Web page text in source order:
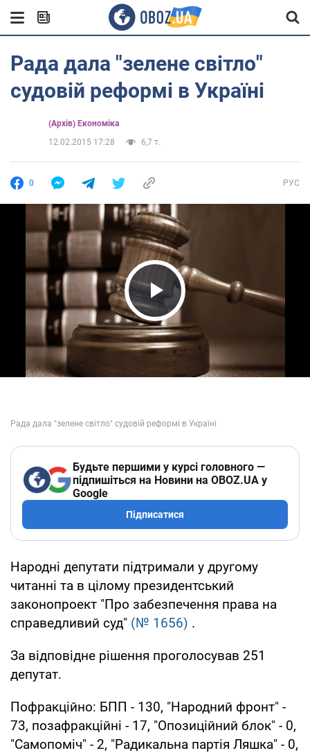
Рада дала "зелене світло"
судовій реформі в Україні
(Архів) Економіка
12.02.2015 17:28
6,7 т.
0 РУС
Play Video
Будьте першими у курсі головного —
підпишіться на Новини на OBOZ.UA у
Google
Підписатися
Народні депутати підтримали у другому
читанні та в цілому президентський
законопроект "Про забезпечення права на
справедливий суд" (№ 1656) .
За відповідне рішення проголосував 251
депутат.
Пофракційно: БПП - 130, "Народний фронт" -
73, позафракційні - 17, "Опозиційний блок" - 0,
"Самопоміч" - 2, "Радикальна партія Ляшка" - 0,